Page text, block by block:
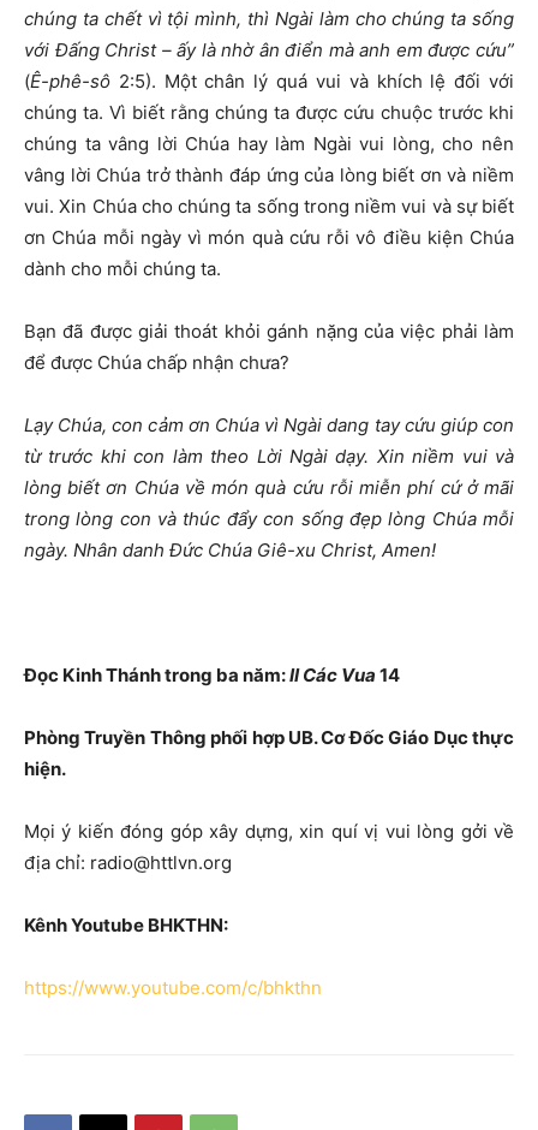
chúng ta chết vì tội mình, thì Ngài làm cho chúng ta sống
với Đấng Christ – ấy là nhờ ân điển mà anh em được cứu”
(Ê-phê-sô 2:5). Một chân lý quá vui và khích lệ đối với
chúng ta. Vì biết rằng chúng ta được cứu chuộc trước khi
chúng ta vâng lời Chúa hay làm Ngài vui lòng, cho nên
vâng lời Chúa trở thành đáp ứng của lòng biết ơn và niềm
vui. Xin Chúa cho chúng ta sống trong niềm vui và sự biết
ơn Chúa mỗi ngày vì món quà cứu rỗi vô điều kiện Chúa
dành cho mỗi chúng ta.
Bạn đã được giải thoát khỏi gánh nặng của việc phải làm
để được Chúa chấp nhận chưa?
Lạy Chúa, con cảm ơn Chúa vì Ngài dang tay cứu giúp con
từ trước khi con làm theo Lời Ngài dạy. Xin niềm vui và
lòng biết ơn Chúa về món quà cứu rỗi miễn phí cứ ở mãi
trong lòng con và thúc đẩy con sống đẹp lòng Chúa mỗi
ngày. Nhân danh Đức Chúa Giê-xu Christ, Amen!
Đọc Kinh Thánh trong ba năm:II Các Vua 14
Phòng Truyền Thông phối hợp UB. Cơ Đốc Giáo Dục thực
hiện.
Mọi ý kiến đóng góp xây dựng, xin quí vị vui lòng gởi về
địa chỉ: radio@httlvn.org
Kênh Youtube BHKTHN:
https://www.youtube.com/c/bhkthn